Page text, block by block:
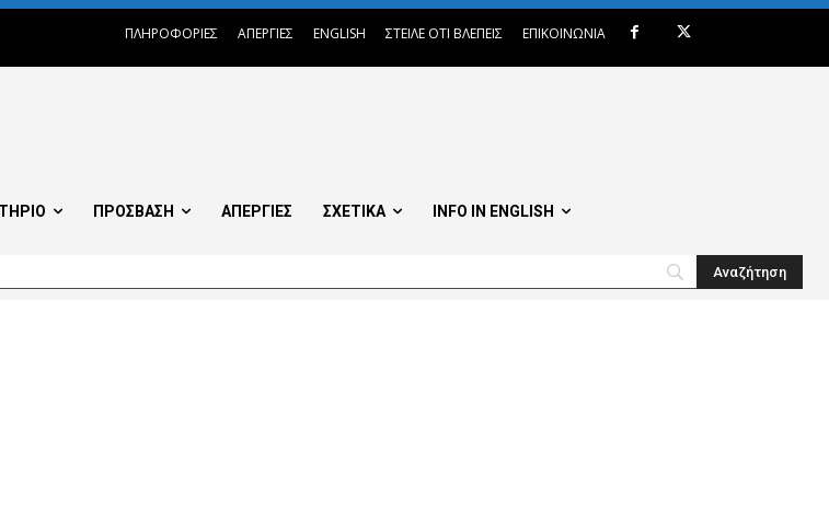
ΠΛΗΡΟΦΟΡΙΕΣ ΑΠΕΡΓΙΕΣ ENGLISH ΣΤΕΙΛΕ ΟΤΙ ΒΛΕΠΕΙΣ ΕΠΙΚΟΙΝΩΝΙΑ
ΠΡΟΣΒΑΣΗ ΑΠΕΡΓΙΕΣ ΣΧΕΤΙΚΑ INFO IN ENGLISH